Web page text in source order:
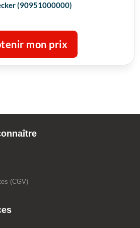
(90951000000)
mon prix
(CGV)